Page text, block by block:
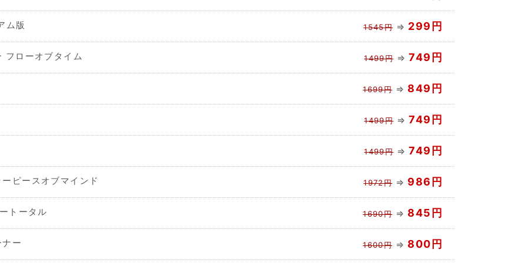
ム版 1545円⇒ 299円
フローオブタイム 1499円⇒749円
1699円⇒ 849円
1499円⇒749円
1499円⇒749円
ピースオブマインド 1972円⇒ 986円
トータル 1690円⇒ 845円
ー 1600円⇒ 800円